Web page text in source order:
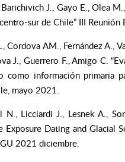
Barichivich J., Gayo E., Olea
sur de Chile” III
Cordova AM., Fernández A.,
J., Guerrero F., Amigo C.
como información primaria
mayo 2021.
N., Licciardi J., Lesnek A.,
Exposure Dating and
2021 diciembre.